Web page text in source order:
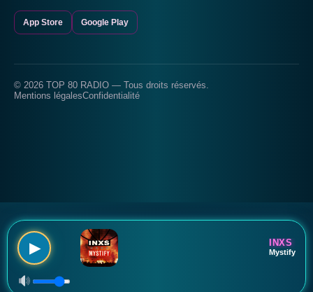
▶ INXS
Mystify
App Store Google Play
© 2026 TOP 80 RADIO — Tous droits réservés.
Mentions légalesConfidentialité